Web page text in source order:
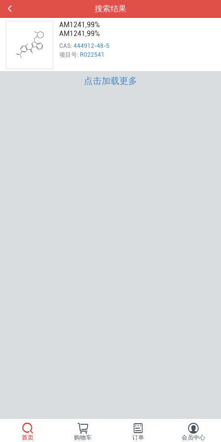
搜索结果
首页 购物车 订单 会员中心
AM1241,99%
AM1241,99%
CAS: 444912-48-5
项目号: R022541
点击加载更多